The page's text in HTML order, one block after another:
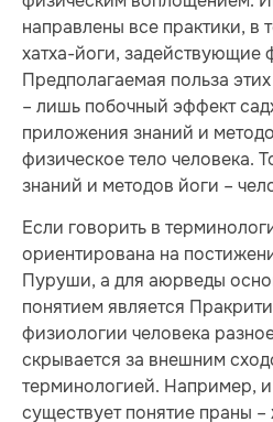
направлены все практики, в
хатха-йоги, задействующие
Предполагаемая польза
– лишь побочный эффект
приложения знаний и
физическое тело человека.
знаний и методов йоги –
Если говорить в
ориентирована на
Пуруши, а для аюрведы
понятием является
физиологии человека
скрывается за внешним
терминологией. Например,
существует понятие праны